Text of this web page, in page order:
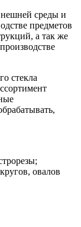
среды и
предметов
а так же
стекла
овалов